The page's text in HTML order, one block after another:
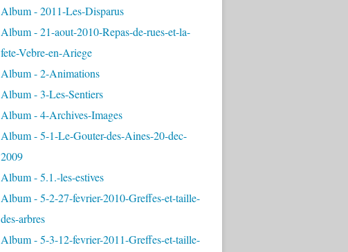
Album - 2011-Les-Disparus
Album - 21-aout-2010-Repas-de-rues-et-la-
fete-Vebre-en-Ariege
Album - 2-Animations
Album - 3-Les-Sentiers
Album - 4-Archives-Images
Album - 5-1-Le-Gouter-des-Aines-20-dec-
2009
Album - 5.1.-les-estives
Album - 5-2-27-fevrier-2010-Greffes-et-taille-
des-arbres
Album - 5-3-12-fevrier-2011-Greffes-et-taille-